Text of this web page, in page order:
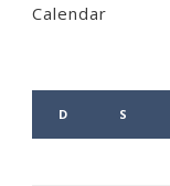
Calendar
D S